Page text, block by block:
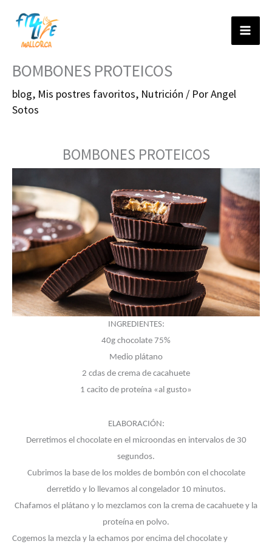
contenido
BOMBONES PROTEICOS
blog, Mis postres favoritos, Nutrición / PorAngel
Sotos
BOMBONES PROTEICOS
INGREDIENTES:
40g chocolate 75%
Medio plátano
2 cdas de crema de cacahuete
1 cacito de proteína «al gusto»
ELABORACIÓN:
Derretimos el chocolate en el microondas en intervalos de 30
segundos.
Cubrimos la base de los moldes de bombón con el chocolate
derretido y lo llevamos al congelador 10 minutos.
Chafamos el plátano y lo mezclamos con la crema de cacahuete y la
proteína en polvo.
Cogemos la mezcla y la echamos por encima del chocolate y